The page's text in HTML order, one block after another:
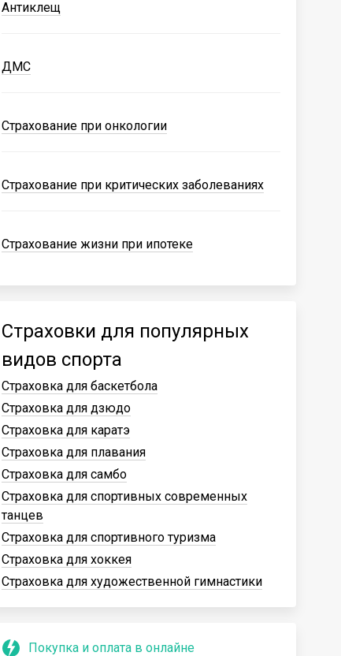
Антиклещ
ДМС
Страхование при онкологии
Страхование при критических заболеваниях
Страхование жизни при ипотеке
Страховки для популярных
видов спорта
Страховка для баскетбола
Страховка для дзюдо
Страховка для каратэ
Страховка для плавания
Страховка для самбо
Страховка для спортивных современных
танцев
Страховка для спортивного туризма
Страховка для хоккея
Страховка для художественной гимнастики
Покупка и оплата в онлайне